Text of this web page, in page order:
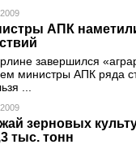
АПК
завершился
министры АПК ряда
...
зерновых
тыс. тонн